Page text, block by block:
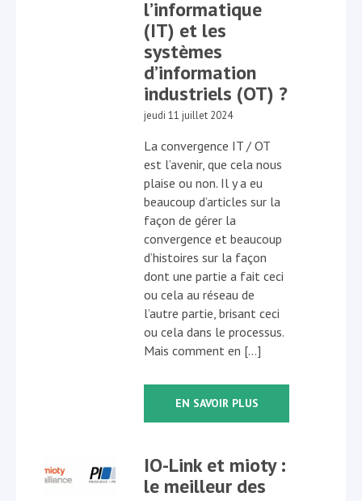
l’informatique
(IT) et les
systèmes
d’information
industriels (OT) ?
jeudi 11 juillet 2024
La convergence IT / OT
est l’avenir, que cela nous
plaise ou non. Il y a eu
beaucoup d’articles sur la
façon de gérer la
convergence et beaucoup
d’histoires sur la façon
dont une partie a fait ceci
ou cela au réseau de
l’autre partie, brisant ceci
ou cela dans le processus.
Mais comment en […]
EN SAVOIR PLUS
IO-Link et mioty :
le meilleur des